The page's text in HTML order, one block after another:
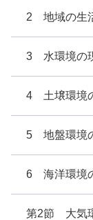
2 地域の生
3 水環境の
4 土壌環境
5 地盤環境
6 海洋環境
第2節 大気